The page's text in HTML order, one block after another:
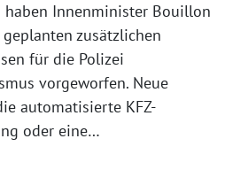
haben Innenminister Bouillon
zusätzlichen
für die Polizei
vorgeworfen. Neue
automatisierte KFZ-
oder eine…